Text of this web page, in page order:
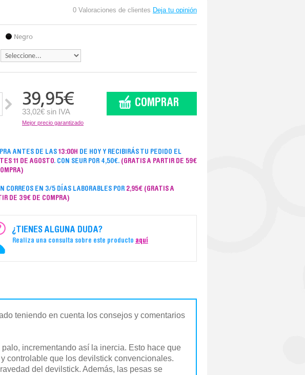
0 Valoraciones de clientes Deja tu opinión
Negro
39,95€
33,02€ sin IVA
Mejor precio garantizado
COMPRAR
ANTES DE LAS 13:00H DE HOY Y RECIBIRÁS TU PEDIDO EL
11 DE AGOSTO. CON SEUR POR 4,50€. (GRATIS A PARTIR DE 59€
CORREOS EN 3/5 DÍAS LABORABLES POR 2,95€ (GRATIS A
DE 39€ DE COMPRA)
¿TIENES ALGUNA DUDA?
Realiza una consulta sobre este producto aquí
teniendo en cuenta los consejos y comentarios
incrementando así la inercia. Esto hace que
controlable que los devilstick convencionales.
del devilstick. Además, las pesas se